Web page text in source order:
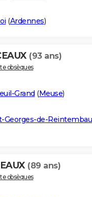
(Ardennes)
(93 ans)
obsèques
Grand (Meuse)
Georges-de-
(89 ans)
obsèques